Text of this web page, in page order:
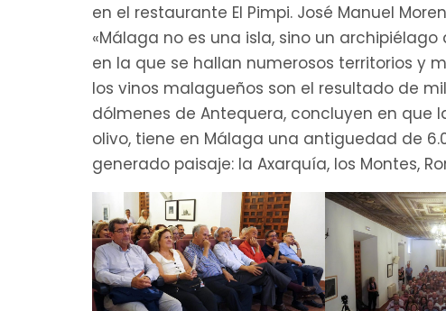
en el restaurante El Pimpi. José Manuel
«Málaga no es una isla, sino un
en la que se hallan numerosos territorios y
los vinos malagueños son el resultado de
dólmenes de Antequera, concluyen en que
olivo, tiene en Málaga una antiguedad de
generado paisaje: la Axarquía, los Montes,